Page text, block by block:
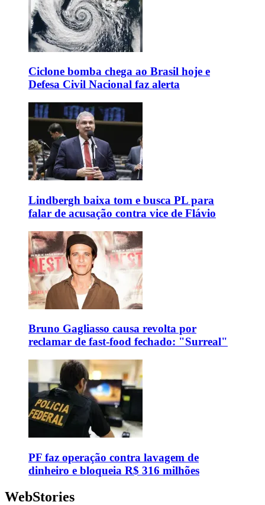
Ciclone bomba chega ao Brasil hoje e
Defesa Civil Nacional faz alerta
Lindbergh baixa tom e busca PL para
falar de acusação contra vice de Flávio
Bruno Gagliasso causa revolta por
reclamar de fast-food fechado: "Surreal"
PF faz operação contra lavagem de
dinheiro e bloqueia R$ 316 milhões
WebStories